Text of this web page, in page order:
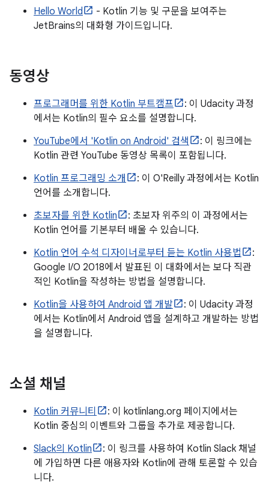
Hello World
- Kotlin 기능 및 구문을 보여주는
JetBrains의 대화형 가이드입니다.
동영상
프로그래머를 위한 Kotlin 부트캠프
: 이 Udacity 과정
에서는 Kotlin의 필수 요소를 설명합니다.
YouTube에서 'Kotlin on Android' 검색
: 이 링크에는
Kotlin 관련 YouTube 동영상 목록이 포함됩니다.
Kotlin 프로그래밍 소개
: 이 O'Reilly 과정에서는 Kotlin
언어를 소개합니다.
초보자를 위한 Kotlin
: 초보자 위주의 이 과정에서는
Kotlin 언어를 기본부터 배울 수 있습니다.
Kotlin 언어 수석 디자이너로부터 듣는 Kotlin 사용법
:
Google I/O 2018에서 발표된 이 대화에서는 보다 직관
적인 Kotlin을 작성하는 방법을 설명합니다.
Kotlin을 사용하여 Android 앱 개발
: 이 Udacity 과정
에서는 Kotlin에서 Android 앱을 설계하고 개발하는 방법
을 설명합니다.
소셜 채널
Kotlin 커뮤니티
: 이 kotlinlang.org 페이지에서는
Kotlin 중심의 이벤트와 그룹을 추가로 제공합니다.
Slack의 Kotlin
: 이 링크를 사용하여 Kotlin Slack 채널
에 가입하면 다른 애용자와 Kotlin에 관해 토론할 수 있습
니다.